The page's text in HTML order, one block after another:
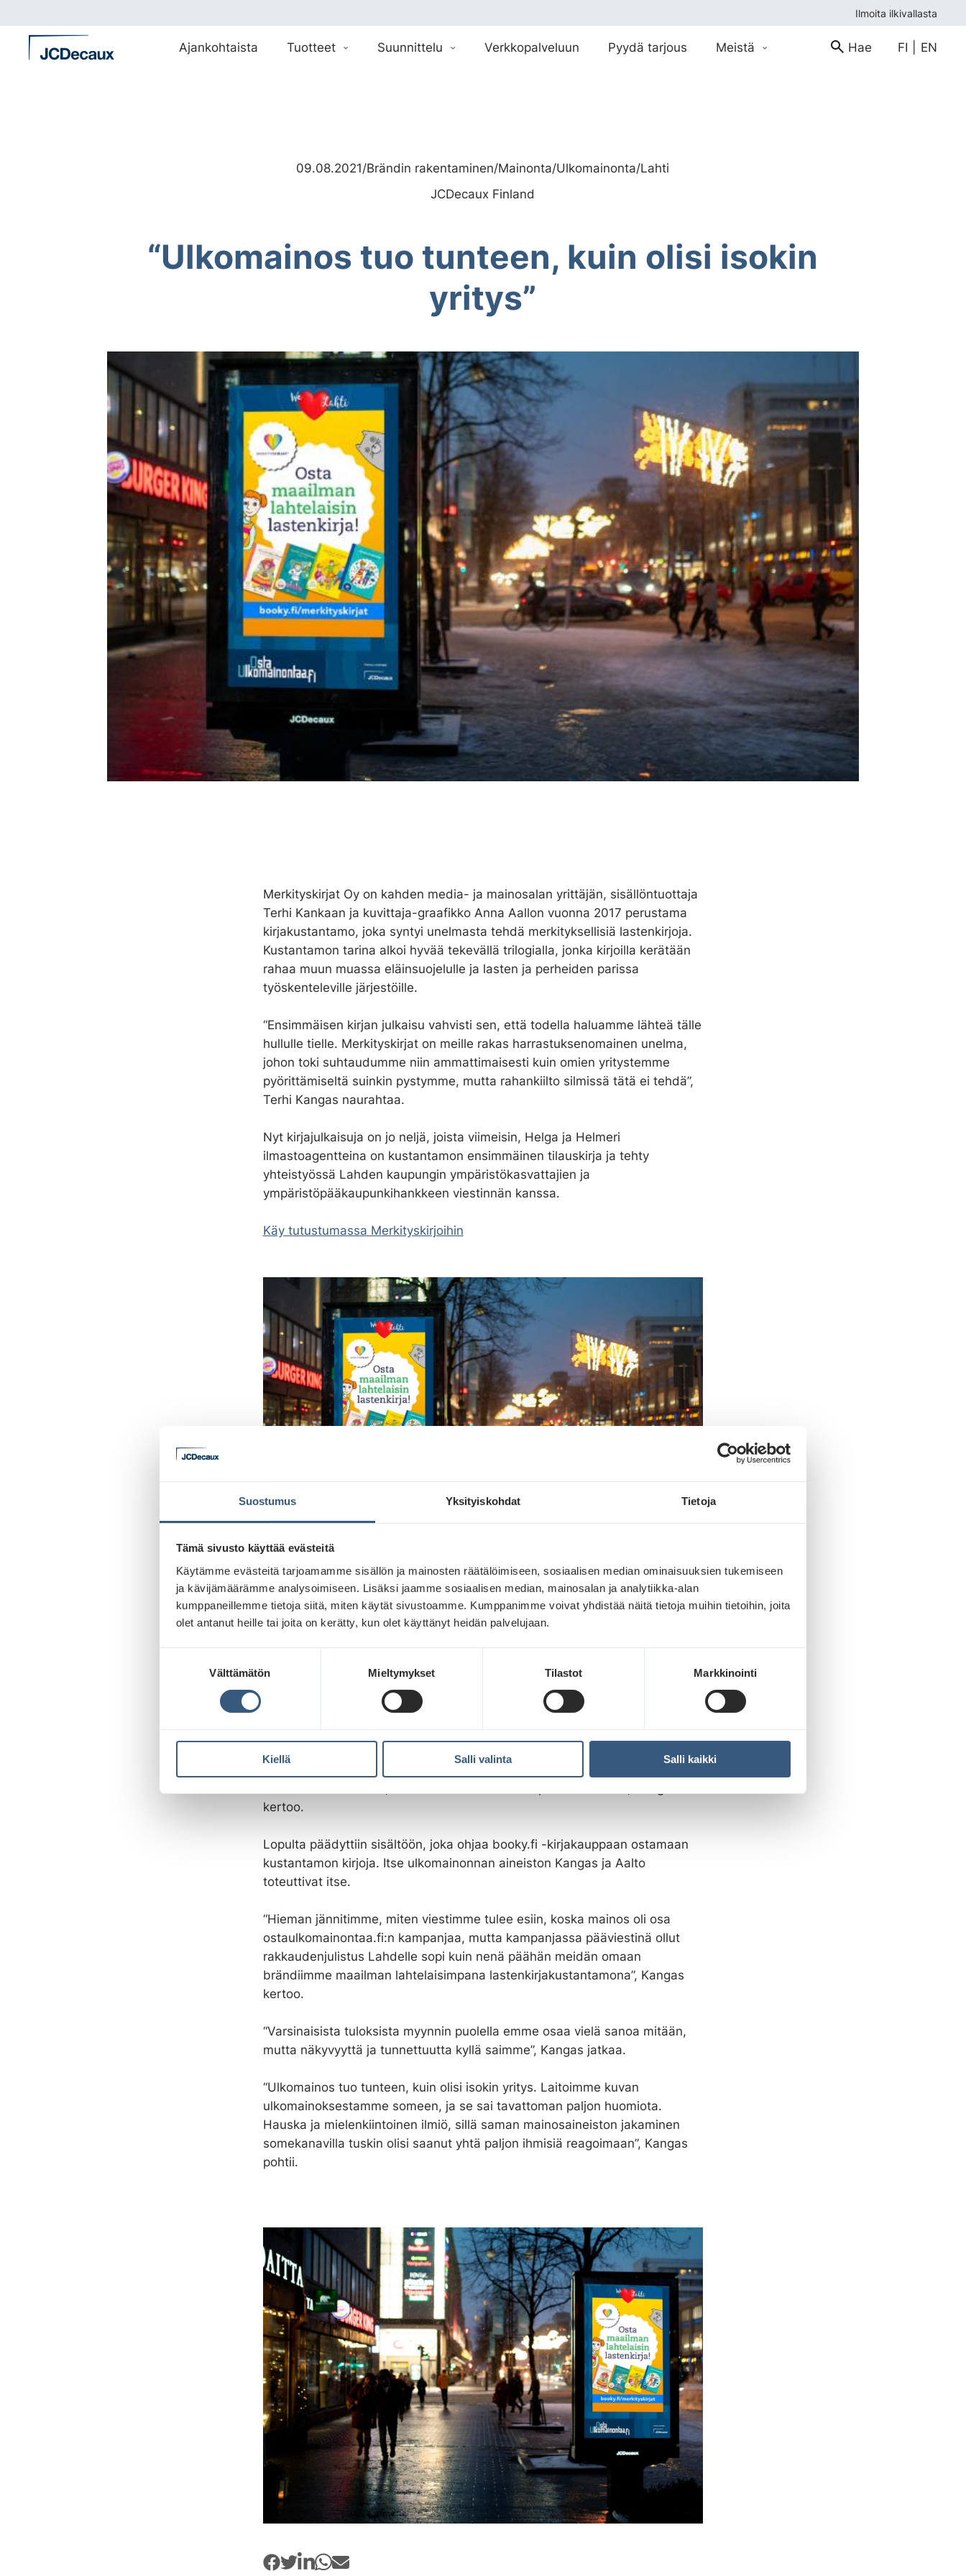
Suostumus Yksityiskohdat Tietoja
Tämä sivusto käyttää evästeitä
Käytämme evästeitä tarjoamamme sisällön ja mainosten räätälöimiseen, sosiaalisen median ominaisuuksien tukemiseen
ja kävijämäärämme analysoimiseen. Lisäksi jaamme sosiaalisen median, mainosalan ja analytiikka-alan
kumppaneillemme tietoja siitä, miten käytät sivustoamme. Kumppanimme voivat yhdistää näitä tietoja muihin tietoihin, joita
olet antanut heille tai joita on kerätty, kun olet käyttänyt heidän palvelujaan.
k
Välttämätön Mieltymykset Tilastot Markkinointi
Kiellä Salli valinta Salli kaikki
suoraan
sisältöön
Ilmoita ilkivallasta
Ajankohtaista Tuotteet Suunnittelu Verkkopalveluun Pyydä tarjous Meistä Hae FI EN
09.08.2021/Brändin rakentaminen/Mainonta/Ulkomainonta/Lahti
JCDecaux Finland
“Ulkomainos tuo tunteen, kuin olisi isokin
yritys”
Merkityskirjat Oy on kahden media- ja mainosalan yrittäjän, sisällöntuottaja
Terhi Kankaan ja kuvittaja-graafikko Anna Aallon vuonna 2017 perustama
kirjakustantamo, joka syntyi unelmasta tehdä merkityksellisiä lastenkirjoja.
Kustantamon tarina alkoi hyvää tekevällä trilogialla, jonka kirjoilla kerätään
rahaa muun muassa eläinsuojelulle ja lasten ja perheiden parissa
työskenteleville järjestöille.
“Ensimmäisen kirjan julkaisu vahvisti sen, että todella haluamme lähteä tälle
hullulle tielle. Merkityskirjat on meille rakas harrastuksenomainen unelma,
johon toki suhtaudumme niin ammattimaisesti kuin omien yritystemme
pyörittämiseltä suinkin pystymme, mutta rahankiilto silmissä tätä ei tehdä”,
Terhi Kangas naurahtaa.
Nyt kirjajulkaisuja on jo neljä, joista viimeisin, Helga ja Helmeri
ilmastoagentteina on kustantamon ensimmäinen tilauskirja ja tehty
yhteistyössä Lahden kaupungin ympäristökasvattajien ja
ympäristöpääkaupunkihankkeen viestinnän kanssa.
Käy tutustumassa Merkityskirjoihin
Ulkomainos keräsi huomiota somekanavilla
somepostaus ostaulkomainontaa.fi:n kilpailusta, jossa tarjolla oli ilmaista
ulkomainostilaa voittajalle.
“Voiton vahvistuksen jälkeen pohdimme paljon, miten hyödyntäisimme
kertoo.
Lopulta päädyttiin sisältöön, joka ohjaa booky.fi -kirjakauppaan ostamaan
kustantamon kirjoja. Itse ulkomainonnan aineiston Kangas ja Aalto
toteuttivat itse.
“Hieman jännitimme, miten viestimme tulee esiin, koska mainos oli osa
ostaulkomainontaa.fi:n kampanjaa, mutta kampanjassa pääviestinä ollut
rakkaudenjulistus Lahdelle sopi kuin nenä päähän meidän omaan
brändiimme maailman lahtelaisimpana lastenkirjakustantamona”, Kangas
kertoo.
“Varsinaisista tuloksista myynnin puolella emme osaa vielä sanoa mitään,
mutta näkyvyyttä ja tunnettuutta kyllä saimme”, Kangas jatkaa.
“Ulkomainos tuo tunteen, kuin olisi isokin yritys. Laitoimme kuvan
ulkomainoksestamme someen, ja se sai tavattoman paljon huomiota.
Hauska ja mielenkiintoinen ilmiö, sillä saman mainosaineiston jakaminen
somekanavilla tuskin olisi saanut yhtä paljon ihmisiä reagoimaan”, Kangas
pohtii.